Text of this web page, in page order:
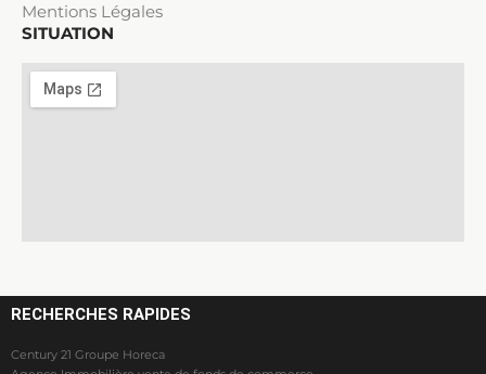
Mentions Légales
SITUATION
RECHERCHES RAPIDES
Century 21 Groupe Horeca